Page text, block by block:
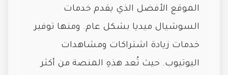
الموقع الأفضل الذي يقدم خدمات
السوشيال ميديا بشكل عام. ومنها توفير
خدمات زيادة اشتراكات ومشاهدات
اليوتيوب. حيث تُعد هذهِ المنصة من أكثر